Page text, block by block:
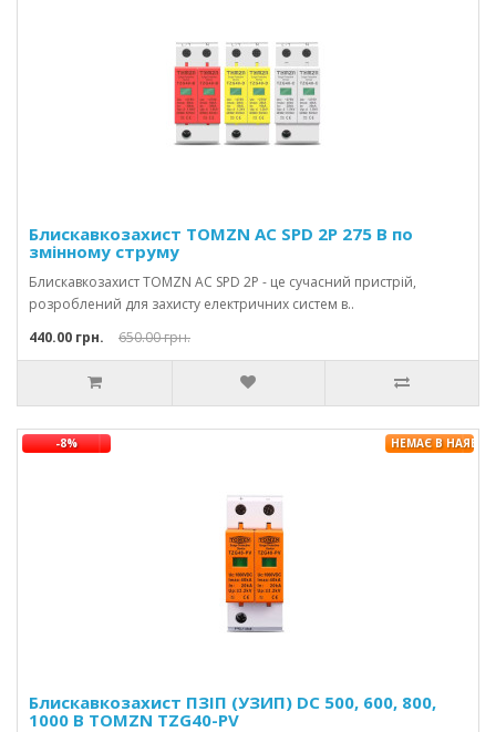
Блискавкозахист TOMZN AC SPD 2P 275 В по
змінному струму
Блискавкозахист TOMZN AC SPD 2P - це сучасний пристрій,
розроблений для захисту електричних систем в..
440.00 грн. 650.00 грн.
Блискавкозахист ПЗІП (УЗИП) DC 500, 600, 800,
1000 В TOMZN TZG40-PV
-8% НЕМАЄ В